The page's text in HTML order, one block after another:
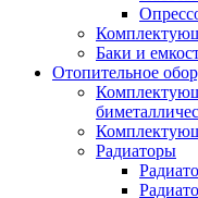
Баки и
Отопительное
Радиаторы